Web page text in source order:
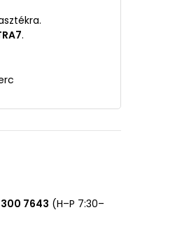
.
300 7643 (H–P 7:30–